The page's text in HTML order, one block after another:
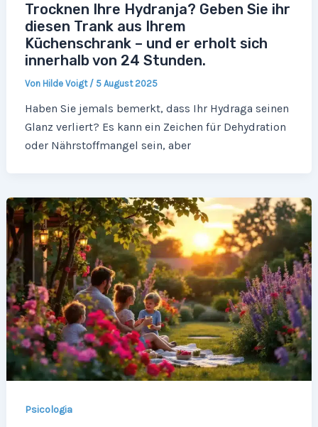
Trocknen Ihre Hydranja? Geben Sie ihr
diesen Trank aus Ihrem
Küchenschrank – und er erholt sich
innerhalb von 24 Stunden.
Von Hilde Voigt / 5 August 2025
Haben Sie jemals bemerkt, dass Ihr Hydraga seinen
Glanz verliert? Es kann ein Zeichen für Dehydration
oder Nährstoffmangel sein, aber
Psicologia